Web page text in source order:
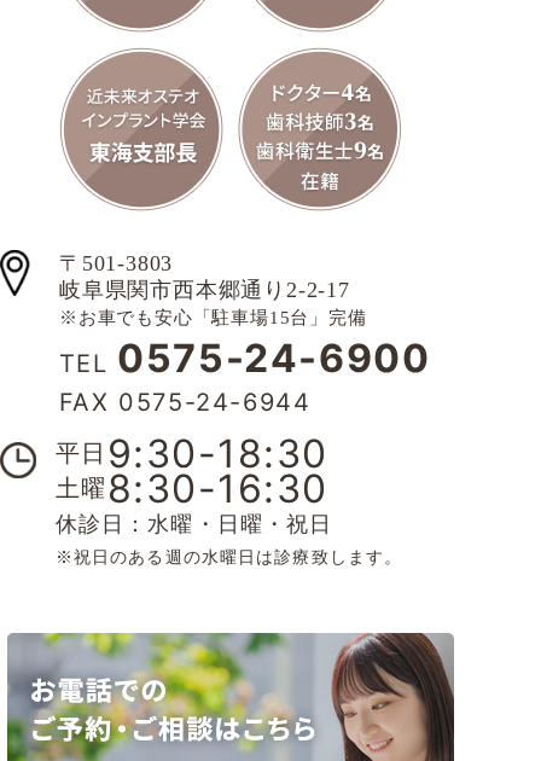
〒501-3803
岐阜県関市西本郷通り2-2-17
※お車でも安心「駐車場15台」完備
TEL 0575-24-6900
FAX 0575-24-6944
平日 9:30-18:30
土曜 8:30-16:30
休診日：水曜・日曜・祝日
※祝日のある週の水曜日は診療致します。